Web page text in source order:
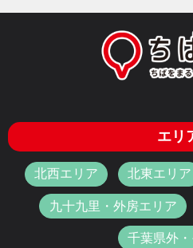
エリ
北西エリア 北東エリア
九十九里・外房エリア
千葉県外